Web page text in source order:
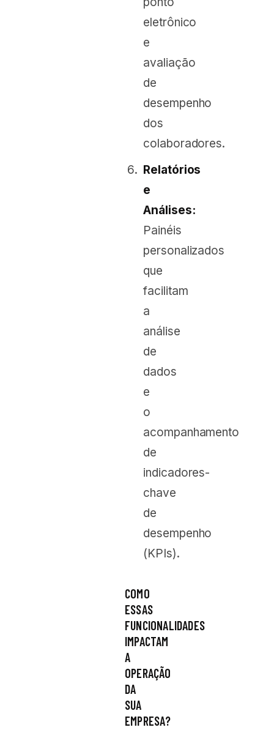
eletrônico
e
avaliação
de
desempenho
dos
colaboradores.
Relatórios
e
Análises:
Painéis
personalizados
que
facilitam
a
análise
de
dados
e
o
acompanhamento
de
indicadores-
chave
de
desempenho
(KPIs).
COMO
ESSAS
FUNCIONALIDADES
IMPACTAM
A
OPERAÇÃO
DA
SUA
EMPRESA?